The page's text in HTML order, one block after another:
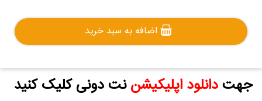
اضافه به سبد خرید
جهتدانلود اپلیکیشن نت دونی کلیک کنید